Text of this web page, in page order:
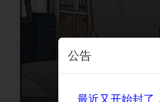
公告
最近又开始封了